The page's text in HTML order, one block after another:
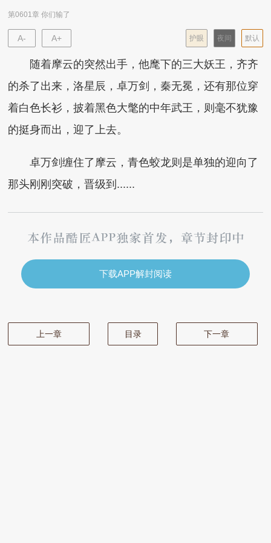
第0601章 你们输了
A- A+ 默认
夜间
护眼
随着摩云的突然出手，他麾下的三大妖王，齐齐
的杀了出来，洛星辰，卓万剑，秦无冕，还有那位穿
着白色长衫，披着黑色大氅的中年武王，则毫不犹豫
的挺身而出，迎了上去。
卓万剑缠住了摩云，青色蛟龙则是单独的迎向了
那头刚刚突破，晋级到......
下载APP解封阅读
上一章 目录 下一章